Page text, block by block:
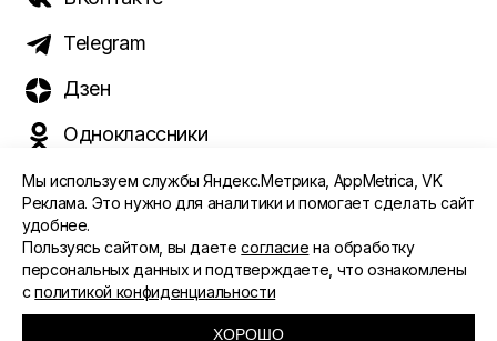
Telegram
Дзен
Одноклассники
©️ 2015 - 2026 Интернет-журнал «Морс». Все права
защищены
ПОЛИТИКА ОБРАБОТКИ ПЕРСОНАЛЬНЫХ ДАННЫХ
СОГЛАСИЕ ПОЛЬЗОВАТЕЛЯ
Мы используем службы Яндекс.Метрика, AppMetrica, VK
Реклама. Это нужно для аналитики и помогает сделать сайт
удобнее.
Пользуясь сайтом, вы даетесогласие на обработку
персональных данных и подтверждаете, что ознакомлены
сполитикой конфиденциальности
ХОРОШО